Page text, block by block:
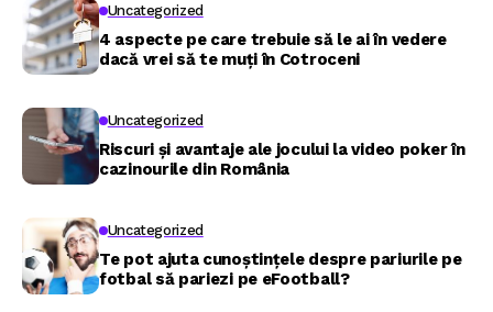
Uncategorized
4 aspecte pe care trebuie să le ai în vedere
dacă vrei să te muți în Cotroceni
Uncategorized
Riscuri și avantaje ale jocului la video poker în
cazinourile din România
Uncategorized
Te pot ajuta cunoștințele despre pariurile pe
fotbal să pariezi pe eFootball?